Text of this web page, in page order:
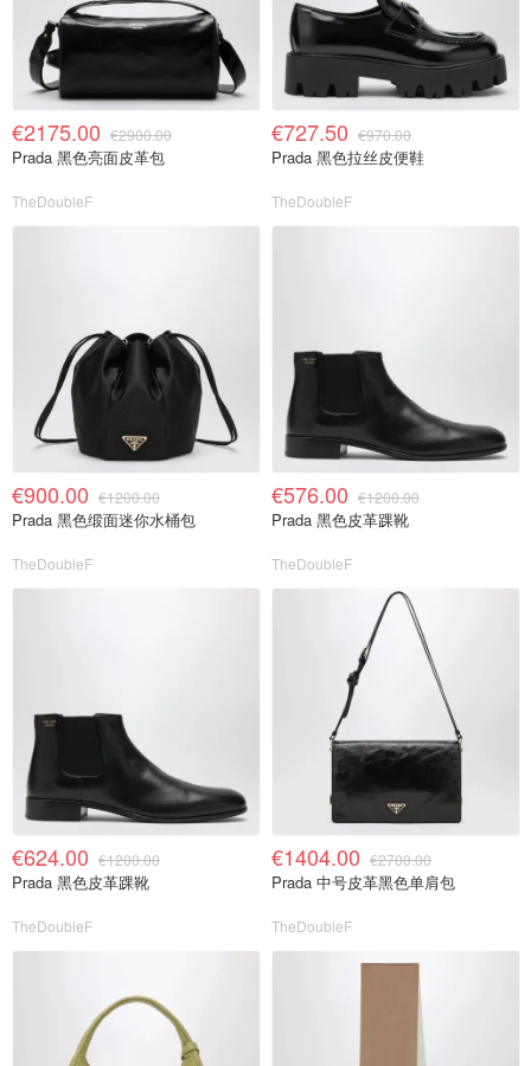
€2175.00 €2900.00
Prada 黑色亮面皮革包
TheDoubleF
€727.50 €970.00
Prada 黑色拉丝皮便鞋
TheDoubleF
€900.00 €1200.00
Prada 黑色缎面迷你水桶包
TheDoubleF
€576.00 €1200.00
Prada 黑色皮革踝靴
TheDoubleF
€624.00 €1200.00
Prada 黑色皮革踝靴
TheDoubleF
€1404.00 €2700.00
Prada 中号皮革黑色单肩包
TheDoubleF